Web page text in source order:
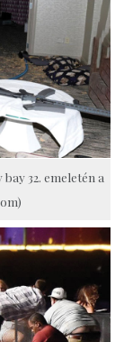
32. emeletén a